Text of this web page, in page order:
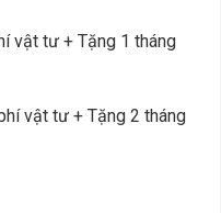
vật tư + Tặng 1 tháng
vật tư + Tặng 2 tháng